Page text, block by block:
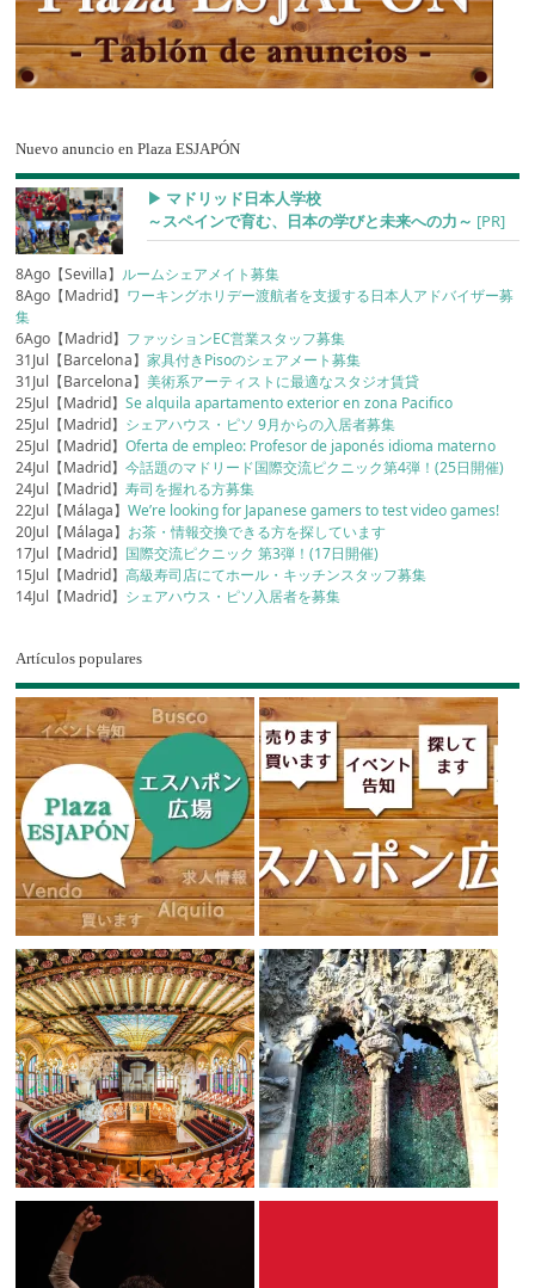
Nuevo anuncio en Plaza ESJAPÓN
▶︎ マドリッド日本人学校
～スペインで育む、日本の学びと未来への力～ [PR]
8Ago【Sevilla】 ルームシェアメイト募集
8Ago【Madrid】 ワーキングホリデー渡航者を支援する日本人アドバイザー募
集
6Ago【Madrid】 ファッションEC営業スタッフ募集
31Jul【Barcelona】家具付きPisoのシェアメート募集
31Jul【Barcelona】美術系アーティストに最適なスタジオ賃貸
25Jul【Madrid】Se alquila apartamento exterior en zona Pacifico
25Jul【Madrid】 シェアハウス・ピソ 9月からの入居者募集
25Jul【Madrid】Oferta de empleo: Profesor de japonés idioma materno
24Jul【Madrid】今話題のマドリード国際交流ピクニック第4弾！(25日開催)
24Jul【Madrid】寿司を握れる方募集
22Jul【Málaga】We’re looking for Japanese gamers to test video games!
20Jul【Málaga】 お茶・情報交換できる方を探しています
17Jul【Madrid】 国際交流ピクニック 第3弾！(17日開催)
15Jul【Madrid】高級寿司店にてホール・キッチンスタッフ募集
14Jul【Madrid】 シェアハウス・ピソ入居者を募集
Artículos populares